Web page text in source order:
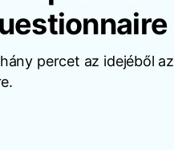
percet az idejéből az